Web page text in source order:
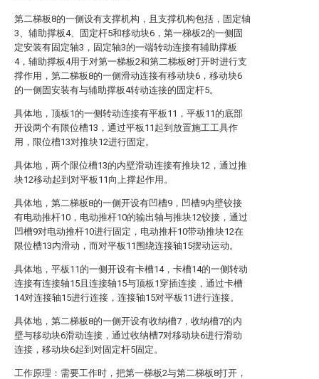
第二梯板8的一侧设有支撑机构，且支撑机构包括，固定轴
3、辅助撑板4、固定杆5和移动块6，第一梯板2的一侧固
定安装有固定轴3，固定轴3的一端转动连接有辅助撑板
4，辅助撑板4用于对第一梯板2和第二梯板8打开时进行支
撑作用，第二梯板8的一侧滑动连接有移动块6，移动块6
的一侧固安装有与辅助撑板4转动连接的固定杆5。
具体地，顶板1的一侧转动连接有平板11，平板11的底部
开设两个有限位槽13，通过平板11起到放置施工工具作
用，限位槽13对推块12进行固定。
具体地，两个限位槽13的内壁滑动连接有推块12，通过推
块12移动起到对平板11向上撑起作用。
具体地，第二梯板8的一侧开设有凹槽9，凹槽9内壁铰接
有电动推杆10，电动推杆10的输出轴与推块12铰接，通过
凹槽9对电动推杆10进行固定，电动推杆10带动推块12在
限位槽13内滑动，而对平板11围绕连接轴15摆动运动。
具体地，平板11的一侧开设有卡槽14，卡槽14的一侧转动
连接有连接轴15且连接轴15与顶板1穿插连接，通过卡槽
14对连接轴15进行连接，连接轴15对平板11进行连接。
具体地，第二梯板8的一侧开设有收纳槽7，收纳槽7的内
壁与移动块6滑动连接，通过收纳槽7对移动块6进行滑动
连接，移动块6起到对固定杆5固定。
工作原理：需要工作时，把第一梯板2与第二梯板8打开，